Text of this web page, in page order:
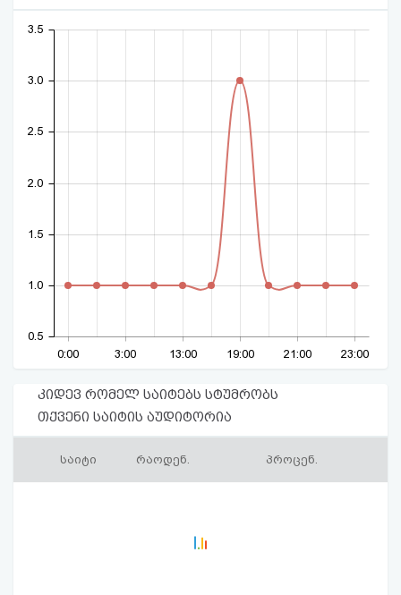
0:00 3:00 13:00 19:00 21:00 23:00
0.5
1.0
1.5
2.0
2.5
3.0
3.5
კიდევ რომელ საიტებს სტუმრობს
თქვენი საიტის აუდიტორია
საიტი რაოდენ. პროცენ.